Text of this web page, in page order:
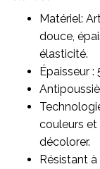
Matériel:
douce,
élasticité.
Épaisseur :
couleurs et
décolorer.
Résistant à